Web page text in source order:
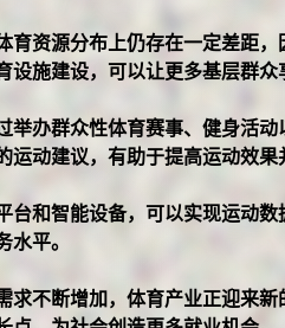
资源分布上仍存在一定差距
施建设，可以让更多基层群
办群众性体育赛事、健身活
动建议，有助于提高运动效果
和智能设备，可以实现运动
平。
不断增加，体育产业正迎来